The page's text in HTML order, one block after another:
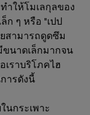
ำให้โมเลกุลของ
ก ๆ หรือ "เปป
สามารถดูดซึม
ขนาดเล็กมากจน
เราบริโภคไฮ
ารดังนี้
นกระเพาะ